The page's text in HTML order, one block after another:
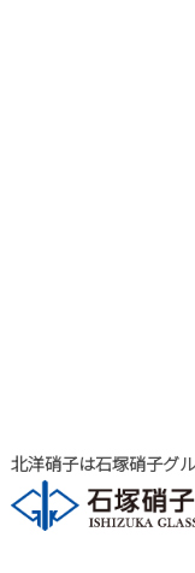
北洋硝子は石塚硝子グ